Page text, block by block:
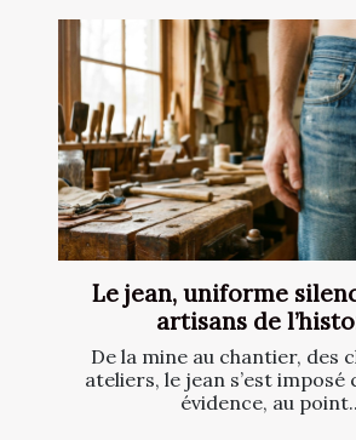
Le jean, uniforme
artisans de
De la mine au chantier, des
ateliers, le jean s’est imposé
évidence, au